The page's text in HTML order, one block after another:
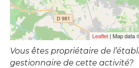
Leaflet | Map data
Vous êtes propriétaire de
gestionnaire de cette activité?